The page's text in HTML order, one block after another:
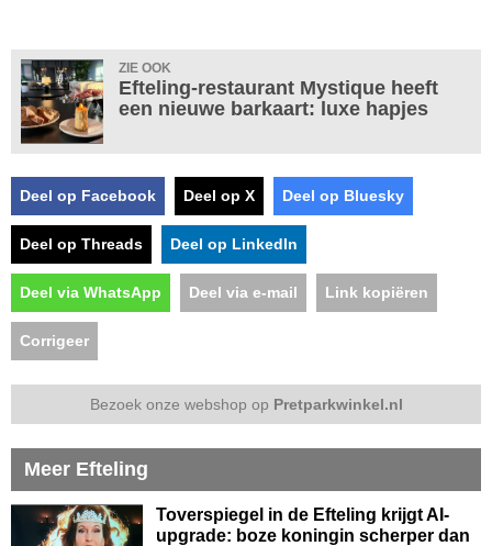
ZIE OOK
Efteling-restaurant Mystique heeft
een nieuwe barkaart: luxe hapjes
Deel op Facebook Deel op X Deel op Bluesky
Deel op Threads Deel op LinkedIn
Deel via WhatsApp Deel via e-mail Link kopiëren
Corrigeer
Bezoek onze webshop op Pretparkwinkel.nl
Meer Efteling
Toverspiegel in de Efteling krijgt AI-
upgrade: boze koningin scherper dan